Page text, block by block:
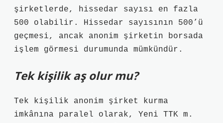
şirketlerde, hissedar sayısı en fazla
500 olabilir. Hissedar sayısının 500’ü
geçmesi, ancak anonim şirketin borsada
işlem görmesi durumunda mümkündür.
Tek kişilik aş olur mu?
Tek kişilik anonim şirket kurma
imkânına paralel olarak, Yeni TTK m.